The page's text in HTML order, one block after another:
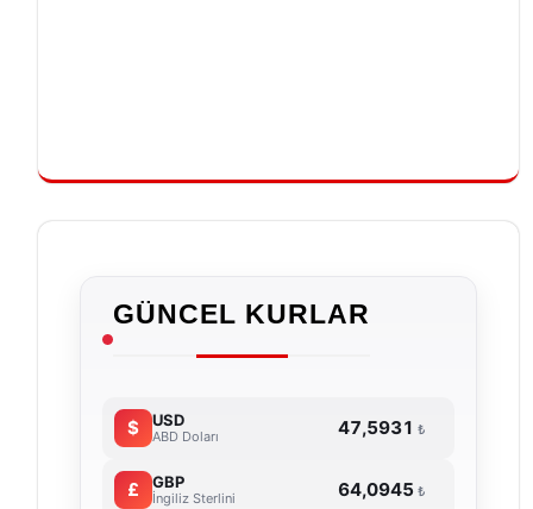
GÜNCEL KURLAR
$ USD
ABD Doları 47,5931
£ GBP
İngiliz Sterlini 64,0945